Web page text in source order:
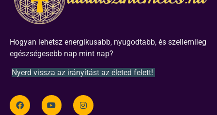
Hogyan lehetsz energikusabb, nyugodtabb, és szellemileg
egészségesebb nap mint nap?
Nyerd vissza az irányítást az életed felett!